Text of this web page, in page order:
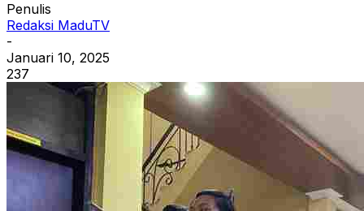
Penulis
Redaksi MaduTV
-
Januari 10, 2025
237